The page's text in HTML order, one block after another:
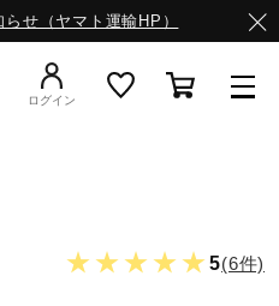
せ（ヤマト運輸HP）
ログイン
★★★★★5(6件)